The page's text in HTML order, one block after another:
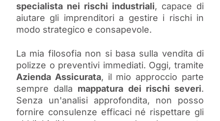
specialista nei rischi industriali, capace di
aiutare gli imprenditori a gestire i rischi in
modo strategico e consapevole.
La mia filosofia non si basa sulla vendita di
polizze o preventivi immediati. Oggi, tramite
Azienda Assicurata, il mio approccio parte
sempre dalla mappatura dei rischi severi.
Senza un'analisi approfondita, non posso
fornire consulenze efficaci né rispettare gli